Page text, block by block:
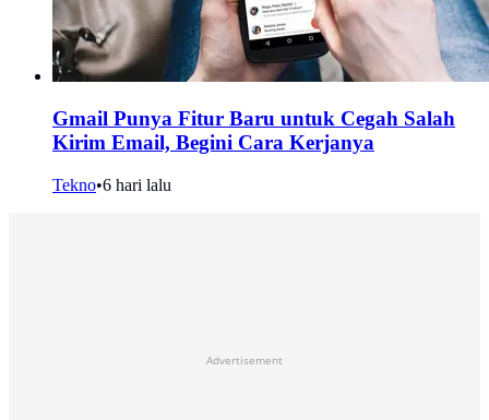
Gmail Punya Fitur Baru untuk Cegah Salah
Kirim Email, Begini Cara Kerjanya
Tekno•6 hari lalu
Advertisement